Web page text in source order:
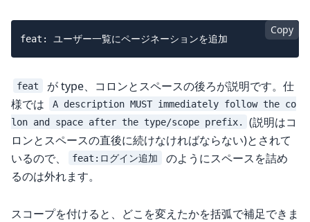
Copy
feat
が type、コロンとスペースの後ろが説明です。仕
様では
A description MUST immediately follow the co
lon and space after the type/scope prefix.
(説明はコ
ロンとスペースの直後に続けなければならない)とされて
いるので、
feat:ログイン追加
のようにスペースを詰め
るのは外れます。
スコープを付けると、どこを変えたかを括弧で補足できま